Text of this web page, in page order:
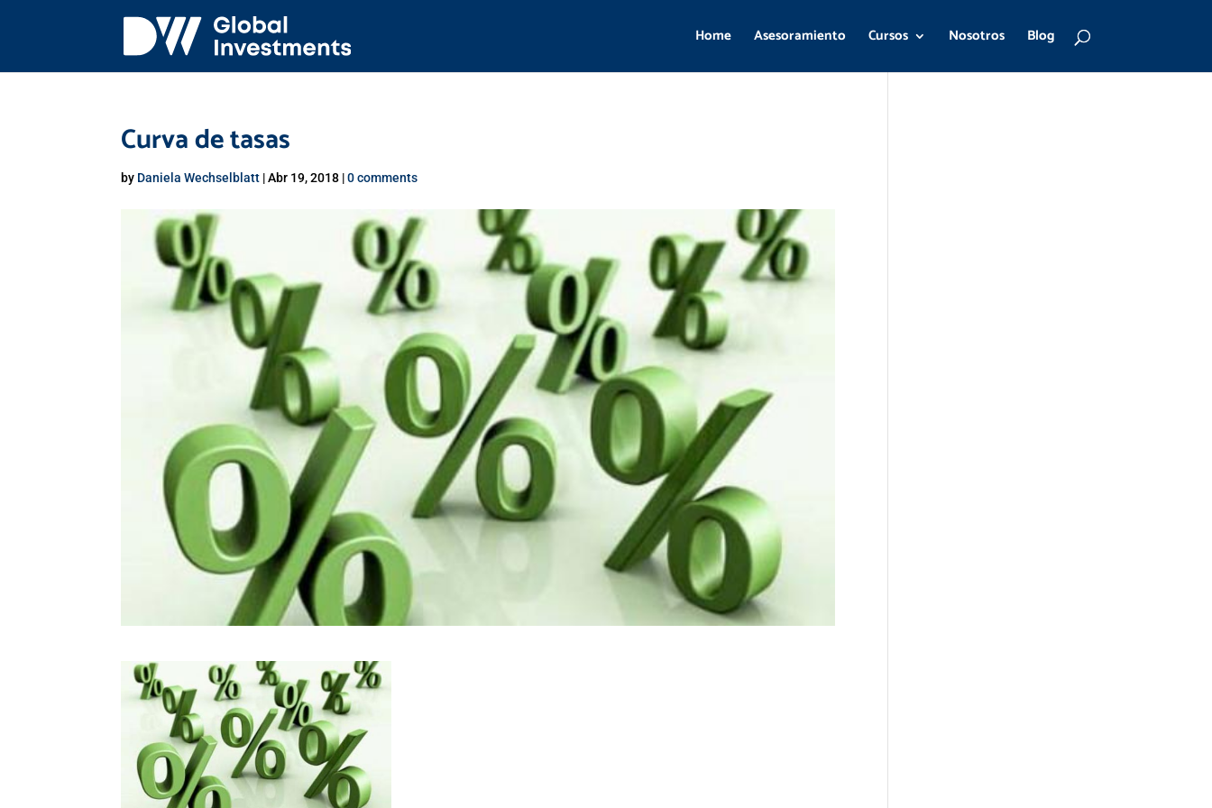
Home Asesoramiento Cursos Nosotros Blog
Curva de tasas
by Daniela Wechselblatt |Abr 19, 2018 |0 comments